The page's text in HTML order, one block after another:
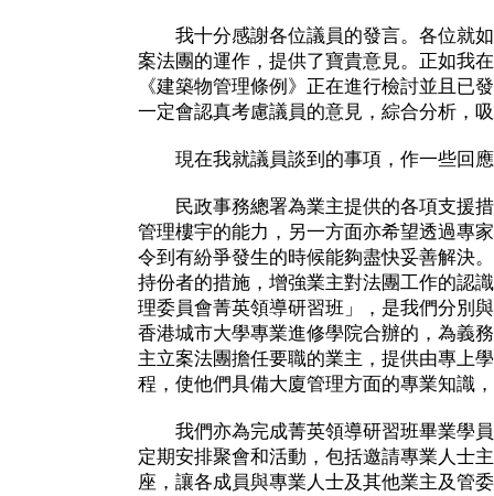
我十分感謝各位議員的發言。各位就如
案法團的運作，提供了寶貴意見。正如我
《建築物管理條例》正在進行檢討並且已
一定會認真考慮議員的意見，綜合分析，
現在我就議員談到的事項，作一些回
民政事務總署為業主提供的各項支援措
管理樓宇的能力，另一方面亦希望透過專
令到有紛爭發生的時候能夠盡快妥善解決
持份者的措施，增強業主對法團工作的認
理委員會菁英領導研習班」，是我們分別
香港城市大學專業進修學院合辦的，為義
主立案法團擔任要職的業主，提供由專上
程，使他們具備大廈管理方面的專業知識
我們亦為完成菁英領導研習班畢業學員
定期安排聚會和活動，包括邀請專業人士
座，讓各成員與專業人士及其他業主及管